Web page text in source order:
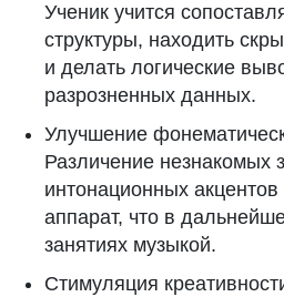
Ученик учится
структуры, находить
и делать логические
разрозненных данных.
Улучшение
Различение незнакомых
интонационных акцентов
аппарат, что в
занятиях музыкой.
Стимуляция